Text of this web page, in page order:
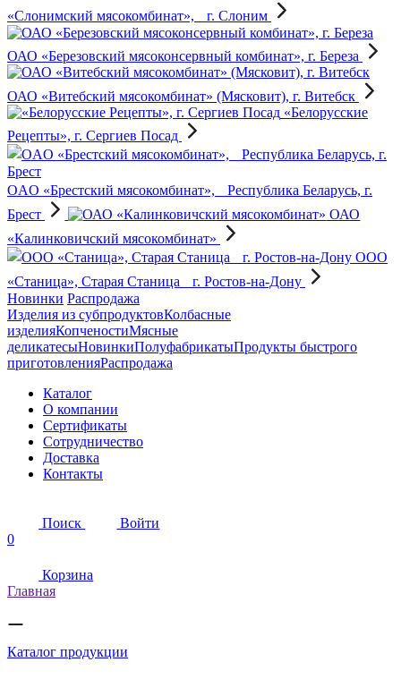
«Слонимский мясокомбинат», г. Слоним
ОАО «Березовский мясоконсервный комбинат», г. Береза
ОАО «Витебский мясокомбинат» (Мясковит), г. Витебск
«Белорусские
Рецепты», г. Сергиев Посад
OAO «Брестский мясокомбинат», Республика Беларусь, г.
Брест
ОАО
«Калинковичский мясокомбинат»
OOO
«Станица», Старая Станица г. Ростов-на-Дону
Новинки Распродажа
Изделия из субпродуктовКолбасные
изделияКопченостиМясные
деликатесыНовинкиПолуфабрикатыПродукты быстрого
приготовленияРаспродажа
Каталог
О компании
Сертификаты
Сотрудничество
Доставка
Контакты
Поиск
Войти
0
Корзина
Главная
Каталог продукции